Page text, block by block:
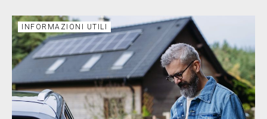
INFORMAZIONI UTILI